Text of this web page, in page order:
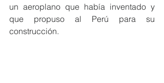
un aeroplano que había inventado y
que propuso al Perú para su
construcción.